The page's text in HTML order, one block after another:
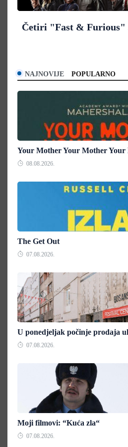
Četiri "Fast & Furious"
NAJNOVIJE POPULARNO
Your Mother Your Mother Your
08.08.2026.
The Get Out
07.08.2026.
U ponedjeljak počinje prodaja
07.08.2026.
Moji filmovi: “Kuća zla“
07.08.2026.